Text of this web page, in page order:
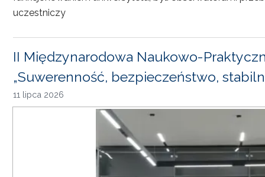
uczestniczy
II Międzynarodowa Naukowo-
„Suwerenność, bezpieczeństwo,
11 lipca 2026